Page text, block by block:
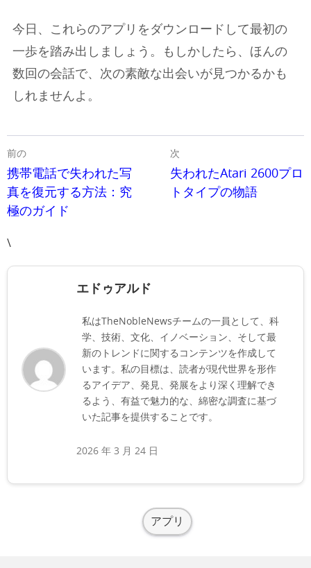
今日、これらのアプリをダウンロードして最初の
一歩を踏み出しましょう。もしかしたら、ほんの
数回の会話で、次の素敵な出会いが見つかるかも
しれませんよ。
前の
携帯電話で失われた写
真を復元する方法：究
極のガイド
次
失われたAtari 2600プロ
トタイプの物語
\
エドゥアルド
私はTheNobleNewsチームの一員として、科
学、技術、文化、イノベーション、そして最
新のトレンドに関するコンテンツを作成して
います。私の目標は、読者が現代世界を形作
るアイデア、発見、発展をより深く理解でき
るよう、有益で魅力的な、綿密な調査に基づ
いた記事を提供することです。
2026 年 3 月 24 日
アプリ